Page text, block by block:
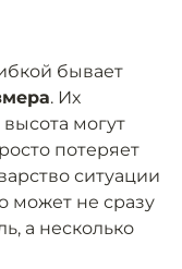
бывает
. Их
могут
потеряет
ситуации
может не сразу
а несколько